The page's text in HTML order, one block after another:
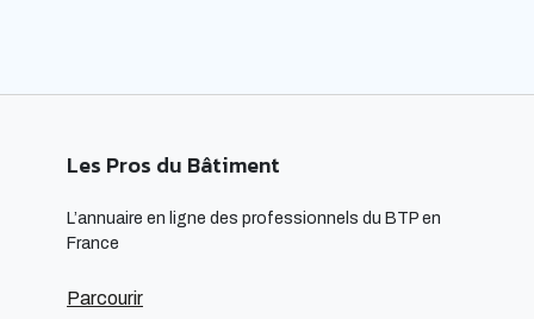
Les Pros du Bâtiment
L’annuaire en ligne des professionnels du BTP en
France
Parcourir